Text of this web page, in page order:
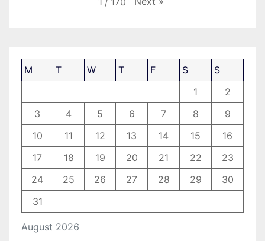
August 2026
M T W T F S
S
1
2
3
4 5 6 7 8
9
10
11 12 13 14 15
16
17
18 19 20 21 22
23
24
25 26 27 28 29
30
31